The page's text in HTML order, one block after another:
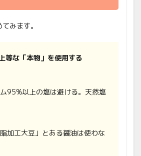
みます。
等な「本物」を使用する
95%以上の塩は避ける。天然塩
加工大豆」とある醤油は使わな